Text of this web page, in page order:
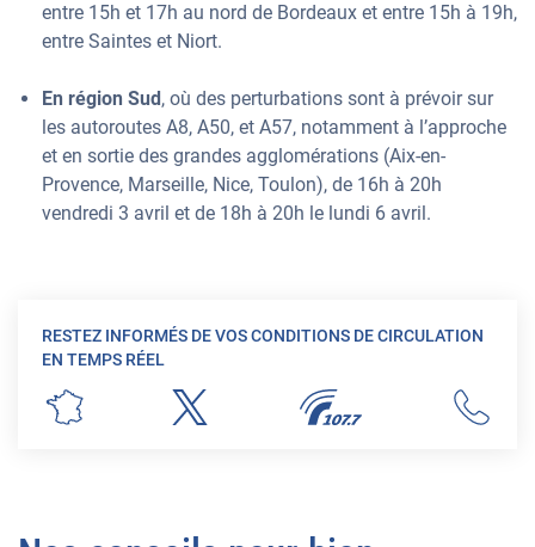
entre 15h et 17h au nord de Bordeaux et entre 15h à 19h,
entre Saintes et Niort.
En région Sud, où des perturbations sont à prévoir sur
les autoroutes A8, A50, et A57, notamment à l’approche
et en sortie des grandes agglomérations (Aix-en-
Provence, Marseille, Nice, Toulon), de 16h à 20h
vendredi 3 avril et de 18h à 20h le lundi 6 avril.
RESTEZ INFORMÉS DE VOS CONDITIONS DE CIRCULATION
EN TEMPS RÉEL